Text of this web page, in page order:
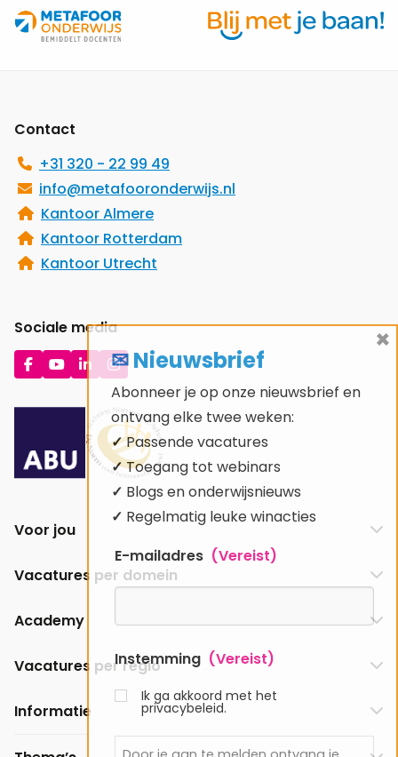
Contact
+31 320 - 22 99 49
info@metafooronderwijs.nl
Kantoor Almere
Kantoor Rotterdam
Kantoor Utrecht
Sociale media
Ga
naar
Facebook
Ga
naar
YouTube
Ga
naar
LinkedIn
Ga
naar
Instagram
Voor jou
Vacatures per domein
Academy
Vacatures per regio
Informatie
✉ Nieuwsbrief
Abonneer je op onze nieuwsbrief en
ontvang elke twee weken:
✓Passende vacatures
✓Toegang tot webinars
✓ Blogs en onderwijsnieuws
✓ Regelmatig leuke winacties
E-mailadres (Vereist)
Instemming (Vereist)
Ik ga akkoord met het
privacybeleid.
×